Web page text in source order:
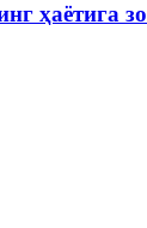
ҳаётига